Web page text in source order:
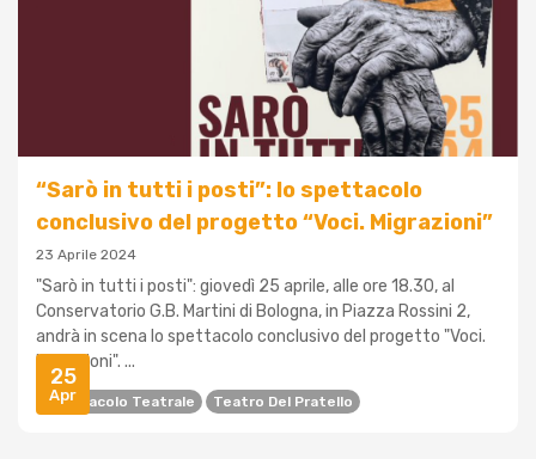
25
Apr
“Sarò in tutti i posti”: lo spettacolo
conclusivo del progetto “Voci. Migrazioni”
23 Aprile 2024
"Sarò in tutti i posti": giovedì 25 aprile, alle ore 18.30, al
Conservatorio G.B. Martini di Bologna, in Piazza Rossini 2,
andrà in scena lo spettacolo conclusivo del progetto "Voci.
Migrazioni". ...
Spettacolo Teatrale Teatro Del Pratello